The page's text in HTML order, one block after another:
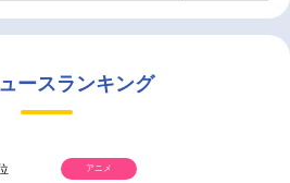
ースランキング
アニメ